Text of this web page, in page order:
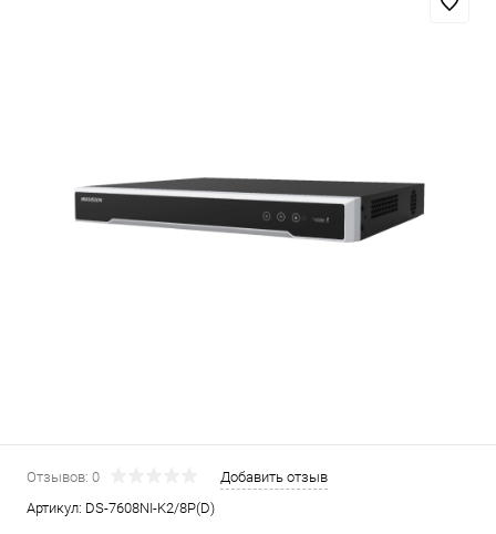
Отзывов: 0
Добавить отзыв
Артикул: DS-7608NI-K2/8P(D)